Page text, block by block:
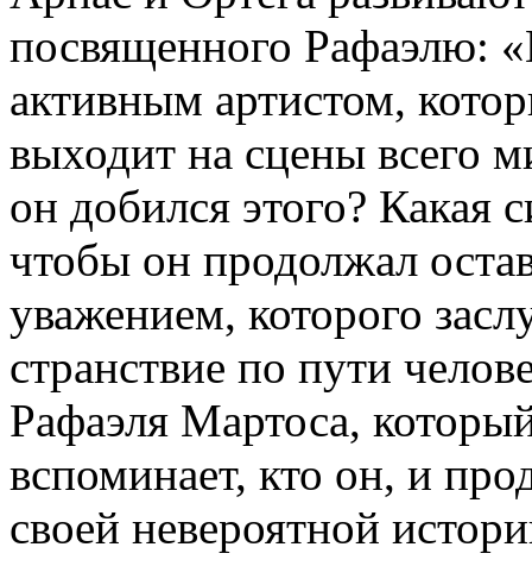
посвященного Рафаэлю:
активным артистом,
выходит на сцены всего
он добился этого? Какая
чтобы он продолжал
уважением, которого
странствие по пути
Рафаэля Мартоса,
вспоминает, кто он, и
своей невероятной